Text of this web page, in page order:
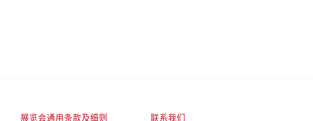
展览会通用条款及细则 联系我们